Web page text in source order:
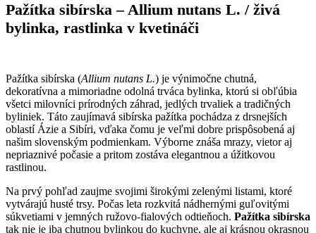
Pažítka sibírska – Allium nutans L. / živá
bylinka, rastlinka v kvetináči
Pažítka sibírska (Allium nutans L.) je výnimočne chutná,
dekoratívna a mimoriadne odolná trváca bylinka, ktorú si obľúbia
všetci milovníci prírodných záhrad, jedlých trvaliek a tradičných
byliniek. Táto zaujímavá sibírska pažítka pochádza z drsnejších
oblastí Ázie a Sibíri, vďaka čomu je veľmi dobre prispôsobená aj
našim slovenským podmienkam. Výborne znáša mrazy, vietor aj
nepriaznivé počasie a pritom zostáva elegantnou a úžitkovou
rastlinou.
Na prvý pohľad zaujme svojimi širokými zelenými listami, ktoré
vytvárajú husté trsy. Počas leta rozkvitá nádhernými guľovitými
súkvetiami v jemných ružovo-fialových odtieňoch. Pažítka sibírska
tak nie je iba chutnou bylinkou do kuchyne, ale aj krásnou okrasnou